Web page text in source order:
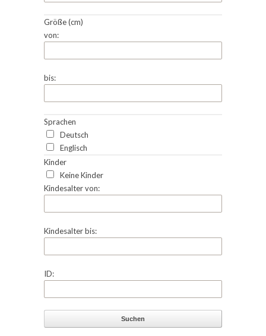
Größe (cm)
von:
bis:
Sprachen
Deutsch
Englisch
Kinder
Keine Kinder
Kindesalter von:
Kindesalter bis:
ID: